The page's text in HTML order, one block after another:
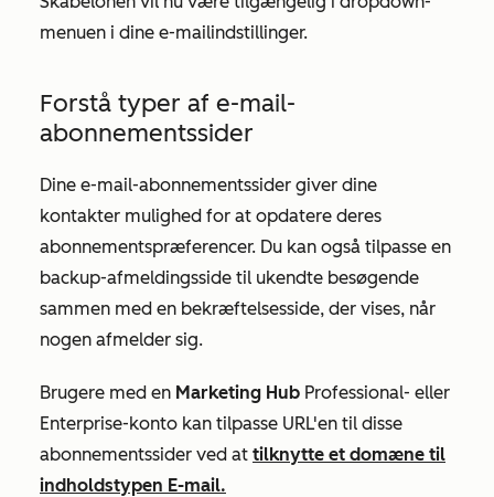
menuen i dine e-mailindstillinger.
Forstå typer af e-mail-
abonnementssider
Dine e-mail-abonnementssider giver dine
kontakter mulighed for at opdatere deres
abonnementspræferencer. Du kan også tilpasse en
backup-afmeldingsside til ukendte besøgende
sammen med en bekræftelsesside, der vises, når
nogen afmelder sig.
Brugere med en Marketing Hub Professional- eller
Enterprise-konto kan tilpasse URL'en til disse
abonnementssider ved at tilknytte et domæne til
indholdstypen E-mail.